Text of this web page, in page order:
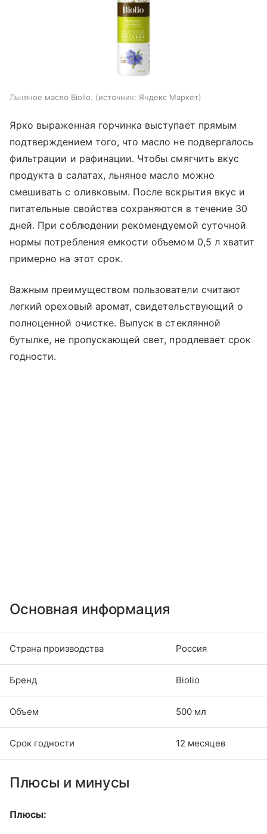
Льняное масло Biolio. источник: Яндекс Маркет
Ярко выраженная горчинка выступает прямым
подтверждением того, что масло не подвергалось
фильтрации и рафинации. Чтобы смягчить вкус
продукта в салатах, льняное масло можно
смешивать с оливковым. После вскрытия вкус и
питательные свойства сохраняются в течение 30
дней. При соблюдении рекомендуемой суточной
нормы потребления емкости объемом 0,5 л хватит
примерно на этот срок.
Важным преимуществом пользователи считают
легкий ореховый аромат, свидетельствующий о
полноценной очистке. Выпуск в стеклянной
бутылке, не пропускающей свет, продлевает срок
годности.
Основная информация
Страна производства Россия
Бренд Biolio
Объем 500 мл
Срок годности 12 месяцев
Плюсы и минусы
Плюсы: